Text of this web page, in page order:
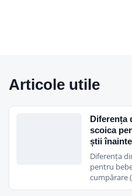
Articole utile
Diferența
scoica
știi
Diferența
pentru
cumpărare